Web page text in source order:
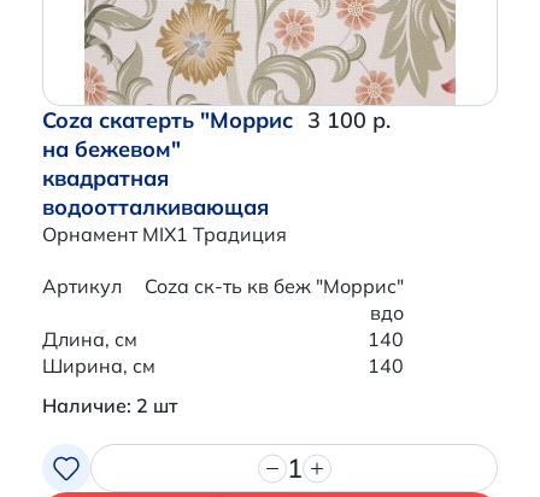
Coza скатерть "Моррис
на бежевом"
квадратная
водоотталкивающая
Орнамент MIX1 Традиция
3 100 р.
Артикул
Coza ск-ть кв беж "Моррис"
вдо
Длина, см
140
Ширина, см
140
Наличие: 2 шт
1